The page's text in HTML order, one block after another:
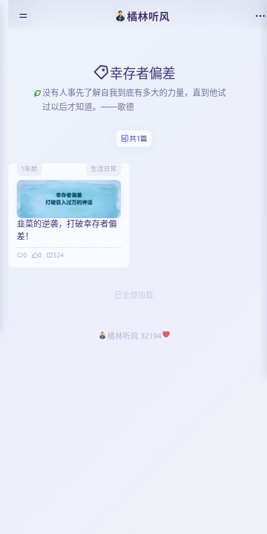
橘林听风
幸存者偏差
没有人事先了解自我到底有多大的力量，直到他试
过以后才知道。——歌德
共1篇
1年前 生活日常
韭菜的逆袭，打破幸存者偏
差！
0 0 524
已全部加载
橘林听风 32194